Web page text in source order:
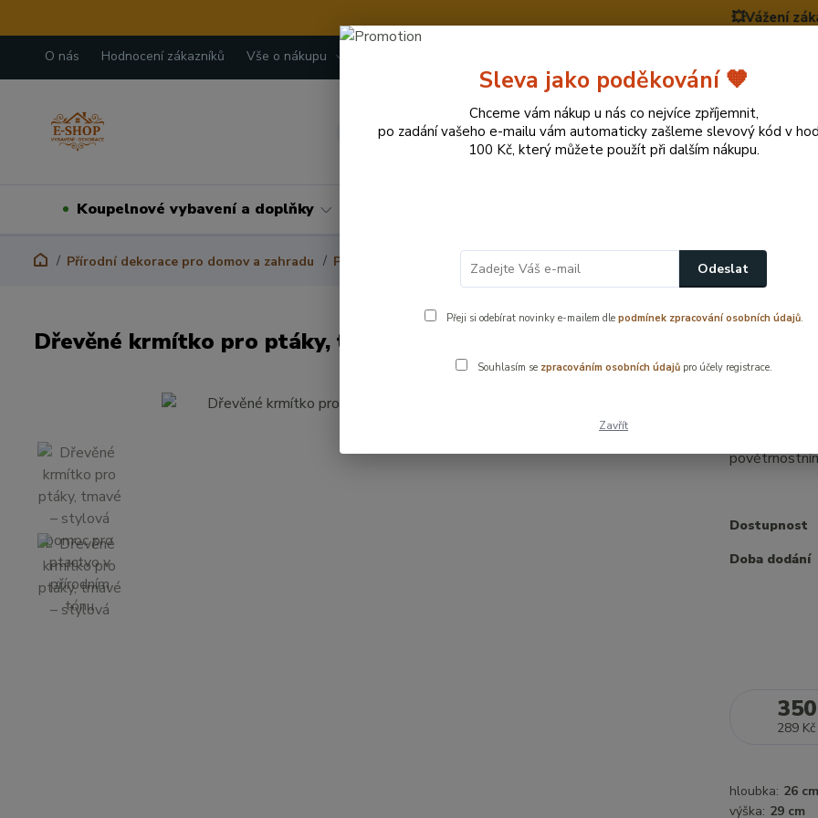
💥Vážení
O nás Hodnocení zákazníků Vše o nákupu
Hledat
Koupelnové vybavení a doplňky
Přírodní dekorace pro domov a zahradu Ptačí krmítka Dřevěné krmítko pro ptáky, tmavé – stylová pomoc pro ptactvo v
Dřevěné krmítko pro ptáky, tmavé – stylová pomoc pro ptactvo v
Dostupnost
Doba dodání
289 Kč
hloubka: 26 cm
výška: 29 cm
Sleva jako poděkování 🧡
Chceme vám nákup u nás co nejvíce zpříjemnit,
po zadání vašeho e-mailu vám automaticky zašleme slevový kód v
100 Kč, který můžete použít při dalším nákupu.
Odeslat
Přeji si odebírat novinky e-mailem dle podmínek zpracování osobních údajů.
Souhlasím se zpracováním osobních údajůpro účely registrace.
Zavřít